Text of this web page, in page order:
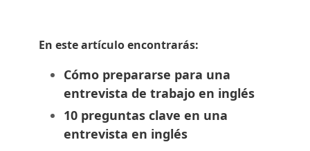
En este artículo encontrarás:
Cómo prepararse para una
entrevista de trabajo en inglés
10 preguntas clave en una
entrevista en inglés